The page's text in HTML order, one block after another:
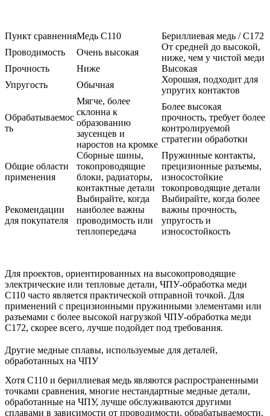
Пункт сравненияМедь C110
Бериллиевая медь / C172
Проводимость
Очень высокая
От средней до высокой,
ниже, чем у чистой меди
Прочность
Ниже
Высокая
Упругость
Обычная
Хорошая, подходит для
упругих контактов
Обрабатываемос
ть
Мягче, более
склонна к
образованию
заусенцев и
наростов на кромке
Более высокая
прочность, требует более
контролируемой
стратегии обработки
Общие области
применения
Сборные шины,
токопроводящие
блоки, радиаторы,
контактные детали
Пружинные контакты,
прецизионные разъемы,
износостойкие
токопроводящие детали
Рекомендации
для покупателя
Выбирайте, когда
наиболее важны
проводимость или
теплопередача
Выбирайте, когда более
важны прочность,
упругость и
износостойкость
Для проектов, ориентированных на высокопроводящие
электрические или тепловые детали, ЧПУ-обработка меди
C110 часто является практической отправной точкой. Для
применений с прецизионными пружинными элементами или
разъемами с более высокой нагрузкой ЧПУ-обработка меди
C172, скорее всего, лучше подойдет под требования.
Другие медные сплавы, используемые для деталей,
обработанных на ЧПУ
Хотя C110 и бериллиевая медь являются распространенными
точками сравнения, многие нестандартные медные детали,
обработанные на ЧПУ, лучше обслуживаются другими
сплавами в зависимости от проводимости, обрабатываемости,